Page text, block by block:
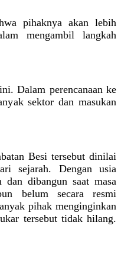
pihaknya akan lebih
mengambil langkah
Dalam perencanaan ke
sektor dan masukan
Besi tersebut dinilai
sejarah. Dengan usia
dibangun saat masa
belum secara resmi
pihak menginginkan
tersebut tidak hilang.